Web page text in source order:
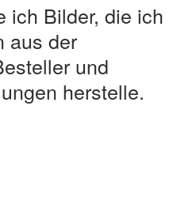
ich Bilder, die ich
aus der
und
herstelle.